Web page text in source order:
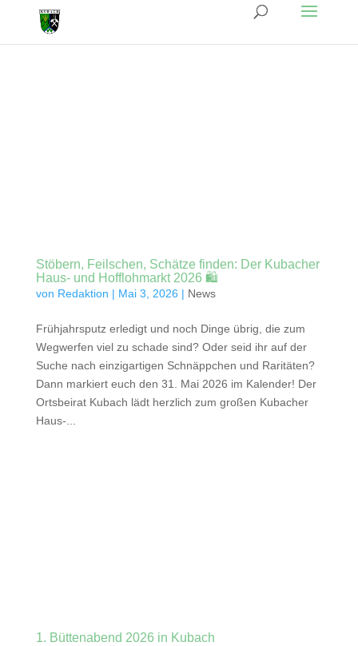
Stöbern, Feilschen, Schätze finden: Der Kubacher
Haus- und Hofflohmarkt 2026 🛍️
von Redaktion | Mai 3, 2026 | News
Frühjahrsputz erledigt und noch Dinge übrig, die zum
Wegwerfen viel zu schade sind? Oder seid ihr auf der
Suche nach einzigartigen Schnäppchen und Raritäten?
Dann markiert euch den 31. Mai 2026 im Kalender! Der
Ortsbeirat Kubach lädt herzlich zum großen Kubacher
Haus-...
1. Büttenabend 2026 in Kubach